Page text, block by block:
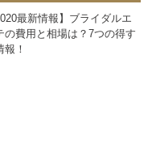
最新情報】ブライダルエ
の費用と相場は？7つの得す
報！